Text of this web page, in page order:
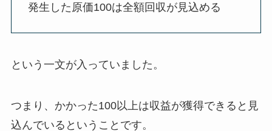
発生した原価100は全額回収が見込める
という一文が入っていました。
つまり、かかった100以上は収益が獲得できると見
込んでいるということです。